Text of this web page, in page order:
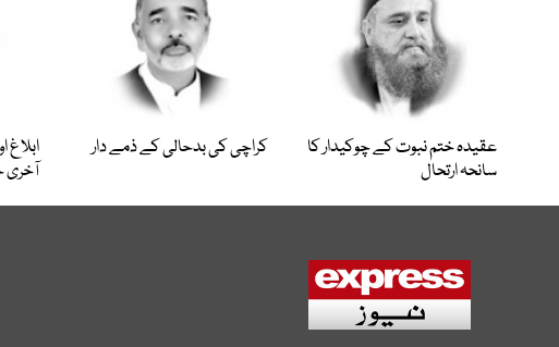
عقیدہ ختم نبوت کے چوکیدار کا
سانحہ ارتحال
کراچی کی بدحالی کے ذمے دار
ابلاغ